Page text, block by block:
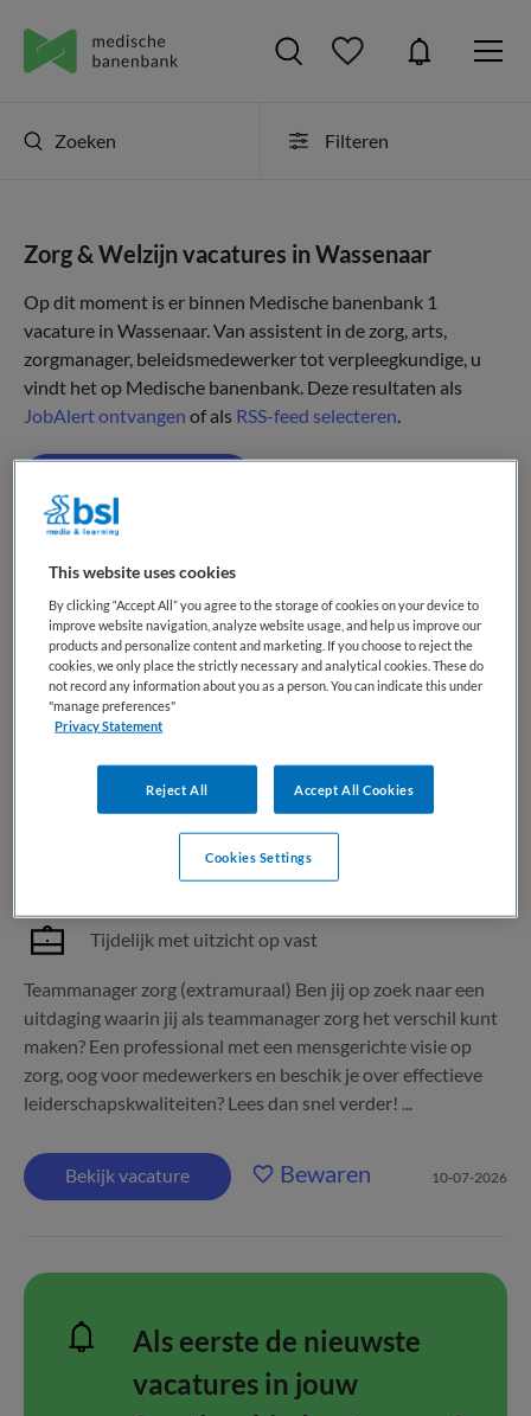
Zoeken Filteren
Zorg & Welzijn vacatures in Wassenaar
Op dit moment is er binnen Medische banenbank 1
vacature in Wassenaar. Van assistent in de zorg, arts,
zorgmanager, beleidsmedewerker tot verpleegkundige, u
vindt het op Medische banenbank. Deze resultaten als
JobAlert ontvangen of als RSS-feed selecteren.
1 vacature gevonden
Teammanager zorg extramuraal 32-
36 uur Wassenaar
Wassenaar
Tijdelijk met uitzicht op vast
Teammanager zorg (extramuraal) Ben jij op zoek naar een
uitdaging waarin jij als teammanager zorg het verschil kunt
maken? Een professional met een mensgerichte visie op
zorg, oog voor medewerkers en beschik je over effectieve
leiderschapskwaliteiten? Lees dan snel verder! ...
Bekijk vacature Bewaren 10-07-2026
Als eerste de nieuwste
vacatures in jouw
This website uses cookies
By clicking “Accept All” you agree to the storage of cookies on your device to
improve website navigation, analyze website usage, and help us improve our
products and personalize content and marketing. If you choose to reject the
cookies, we only place the strictly necessary and analytical cookies. These do
not record any information about you as a person. You can indicate this under
"manage preferences"
Privacy Statement
Reject All Accept All Cookies
Cookies Settings